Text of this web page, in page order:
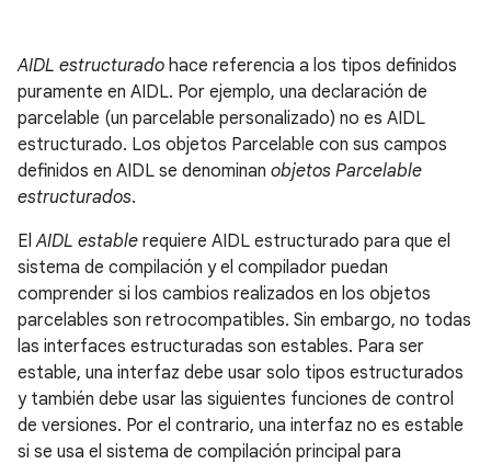
AIDL estructurado hace referencia a los tipos definidos
puramente en AIDL. Por ejemplo, una declaración de
parcelable (un parcelable personalizado) no es AIDL
estructurado. Los objetos Parcelable con sus campos
definidos en AIDL se denominan objetos Parcelable
estructurados.
ElAIDL estable requiere AIDL estructurado para que el
sistema de compilación y el compilador puedan
comprender si los cambios realizados en los objetos
parcelables son retrocompatibles. Sin embargo, no todas
las interfaces estructuradas son estables. Para ser
estable, una interfaz debe usar solo tipos estructurados
y también debe usar las siguientes funciones de control
de versiones. Por el contrario, una interfaz no es estable
si se usa el sistema de compilación principal para